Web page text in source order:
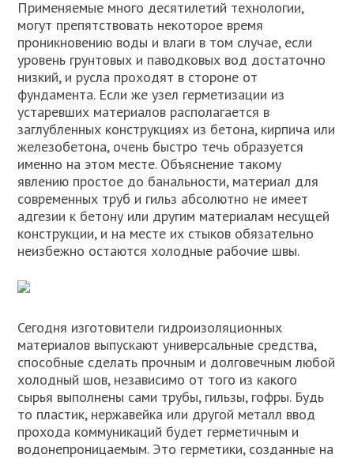
Применяемые много десятилетий технологии,
могут препятствовать некоторое время
проникновению воды и влаги в том случае, если
уровень грунтовых и паводковых вод достаточно
низкий, и русла проходят в стороне от
фундамента. Если же узел герметизации из
устаревших материалов располагается в
заглубленных конструкциях из бетона, кирпича или
железобетона, очень быстро течь образуется
именно на этом месте. Объяснение такому
явлению простое до банальности, материал для
современных труб и гильз абсолютно не имеет
адгезии к бетону или другим материалам несущей
конструкции, и на месте их стыков обязательно
неизбежно остаются холодные рабочие швы.
Сегодня изготовители гидроизоляционных
материалов выпускают универсальные средства,
способные сделать прочным и долговечным любой
холодный шов, независимо от того из какого
сырья выполнены сами трубы, гильзы, гофры. Будь
то пластик, нержавейка или другой металл ввод
прохода коммуникаций будет герметичным и
водонепроницаемым. Это герметики, созданные на